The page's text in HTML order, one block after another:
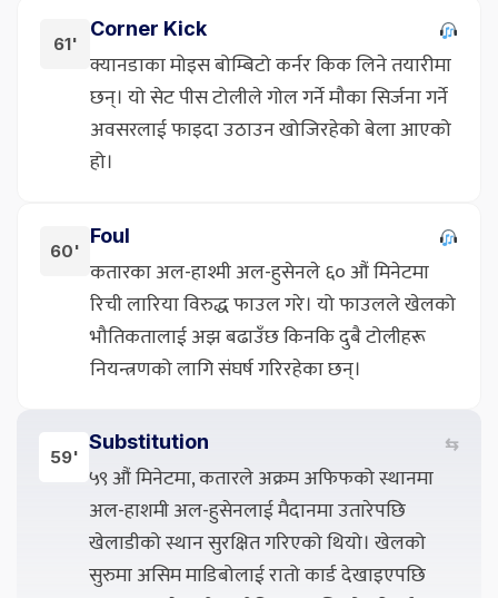
61'
Corner Kick
क्यानडाका मोइस बोम्बिटो कर्नर किक लिने तयारीमा
छन्। यो सेट पीस टोलीले गोल गर्ने मौका सिर्जना गर्ने
अवसरलाई फाइदा उठाउन खोजिरहेको बेला आएको
हो।
60'
Foul
कतारका अल-हाश्मी अल-हुसेनले ६० औं मिनेटमा
रिची लारिया विरुद्ध फाउल गरे। यो फाउलले खेलको
भौतिकतालाई अझ बढाउँछ किनकि दुबै टोलीहरू
नियन्त्रणको लागि संघर्ष गरिरहेका छन्।
59'
Substitution ⇆
५९ औं मिनेटमा, कतारले अक्रम अफिफको स्थानमा
अल-हाशमी अल-हुसेनलाई मैदानमा उतारेपछि
खेलाडीको स्थान सुरक्षित गरिएको थियो। खेलको
सुरुमा असिम माडिबोलाई रातो कार्ड देखाइएपछि